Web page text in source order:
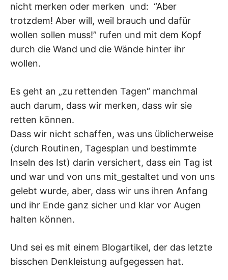
nicht merken oder merken und: “Aber
trotzdem! Aber will, weil brauch und dafür
wollen sollen muss!” rufen und mit dem Kopf
durch die Wand und die Wände hinter ihr
wollen.
Es geht an „zu rettenden Tagen“ manchmal
auch darum, dass wir merken, dass wir sie
retten können.
Dass wir nicht schaffen, was uns üblicherweise
(durch Routinen, Tagesplan und bestimmte
Inseln des Ist) darin versichert, dass ein Tag ist
und war und von uns mit_gestaltet und von uns
gelebt wurde, aber, dass wir uns ihren Anfang
und ihr Ende ganz sicher und klar vor Augen
halten können.
Und sei es mit einem Blogartikel, der das letzte
bisschen Denkleistung aufgegessen hat.